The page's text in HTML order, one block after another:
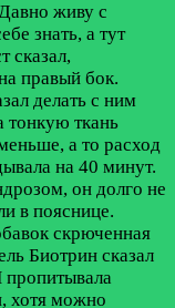
живу с
знать, а тут
сказал,
правый бок.
делать с ним
тонкую ткань
а то расход
на 40 минут.
он долго не
в пояснице.
скрюченная
Биотрин сказал
пропитывала
хотя можно